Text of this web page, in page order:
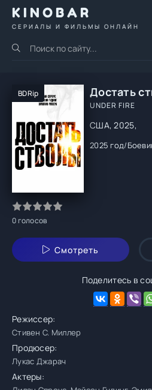
KINOBAR
СЕРИАЛЫ И ФИЛЬМЫ ОНЛАЙН
BDRip Достать
UNDER FIRE
США, 2025,
2025 год/
0голосов
Смотреть
Поделитесь в
Режиссер:
Стивен С. Миллер
Продюсер:
Лукас Джарач
Актеры: